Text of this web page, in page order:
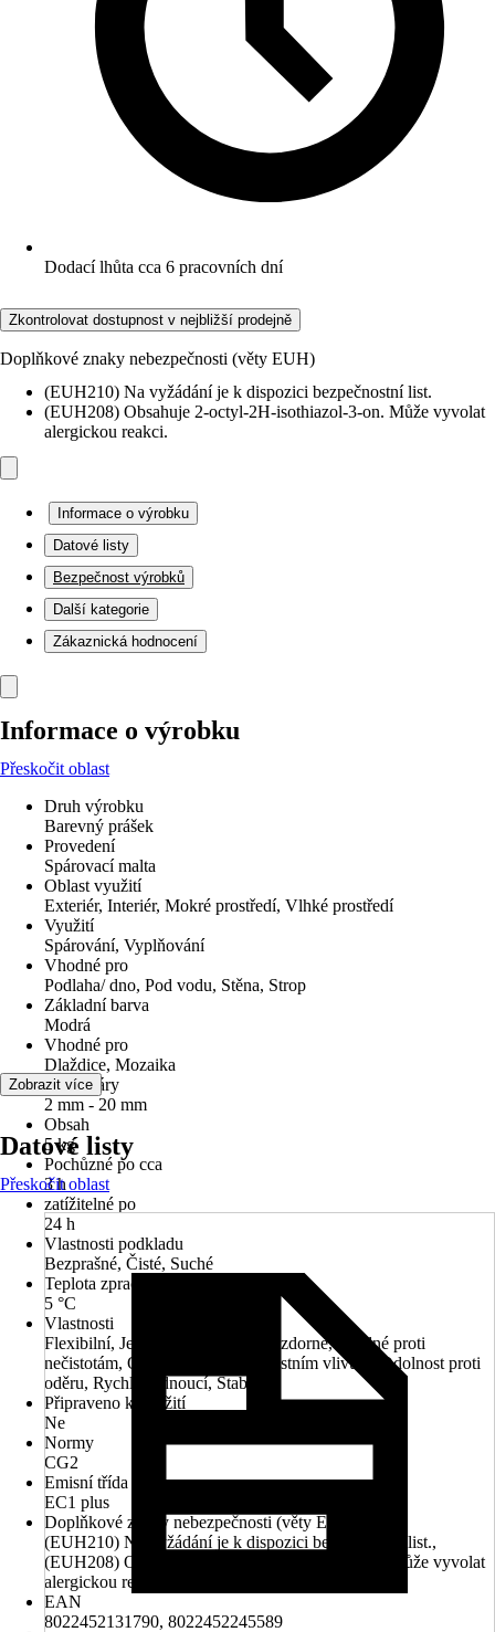
Dodací lhůta cca 6 pracovních dní
Zkontrolovat dostupnost v nejbližší prodejně
Doplňkové znaky nebezpečnosti (věty EUH)
(EUH210) Na vyžádání je k dispozici bezpečnostní list.
(EUH208) Obsahuje 2-octyl-2H-isothiazol-3-on. Může vyvolat
alergickou reakci.
Informace o výrobku
Datové listy
Bezpečnost výrobků
Další kategorie
Zákaznická hodnocení
Informace o výrobku
Přeskočit oblast
Druh výrobku
Barevný prášek
Provedení
Spárovací malta
Oblast využití
Exteriér, Interiér, Mokré prostředí, Vlhké prostředí
Využití
Spárování, Vyplňování
Vhodné pro
Podlaha/ dno, Pod vodu, Stěna, Strop
Základní barva
Modrá
Vhodné pro
Dlaždice, Mozaika
šířka spáry
2 mm - 20 mm
Obsah
5 kg
Pochůzné po cca
3 h
zatížitelné po
24 h
Vlastnosti podkladu
Bezprašné, Čisté, Suché
Teplota zpracování
5 °C
Vlastnosti
Flexibilní, Jemný povrch, Mrazuvzdorné, Odolné proti
nečistotám, Odolný vůči povětrnostním vlivům, Odolnost proti
oděru, Rychletvrdnoucí, Stabilní
Připraveno k použití
Ne
Normy
CG2
Emisní třída
EC1 plus
Doplňkové znaky nebezpečnosti (věty EUH)
(EUH210) Na vyžádání je k dispozici bezpečnostní list.,
(EUH208) Obsahuje 2-octyl-2H-isothiazol-3-on. Může vyvolat
alergickou reakci.
EAN
8022452131790, 8022452245589
Zobrazit více
Datové listy
Přeskočit oblast